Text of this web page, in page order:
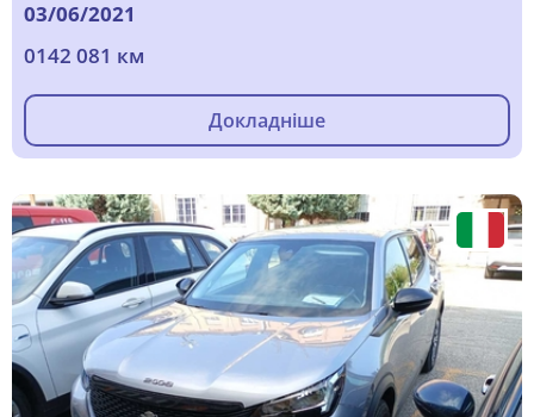
03/06/2021
0142 081 км
Докладніше